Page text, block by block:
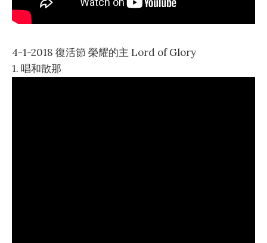
4-1-2018 復活節 榮耀的主 Lord of Glory
1. 唱和散那